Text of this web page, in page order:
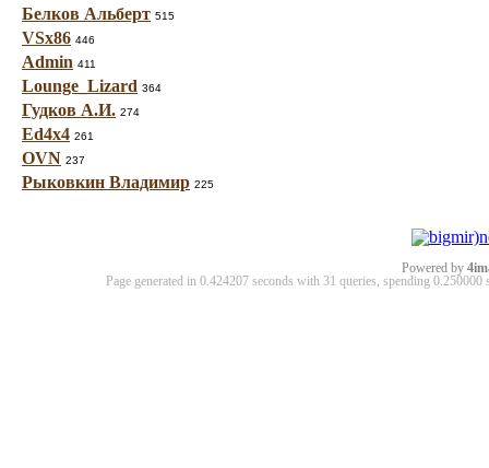
Белков Альберт 515
VSx86 446
Admin 411
Lounge_Lizard 364
Гудков А.И. 274
Ed4x4 261
OVN 237
Рыковкин Владимир 225
Powered by
Page generated in 0.424207 seconds with 31 queries, spending